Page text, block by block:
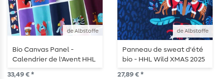
de Albstoffe
Bio Canvas Panel -
Calendrier de l'Avent HHL
Wild XMAS 2025
33,49 € *
de Albstoffe
Panneau de sweat d'été
bio - HHL Wild XMAS 2025
Leo Navy
27,89 € *